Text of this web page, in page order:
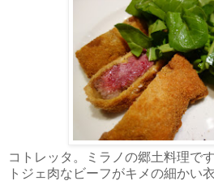
コトレッタ。ミラノの郷土料理で
トジェ肉なビーフがキメの細かい